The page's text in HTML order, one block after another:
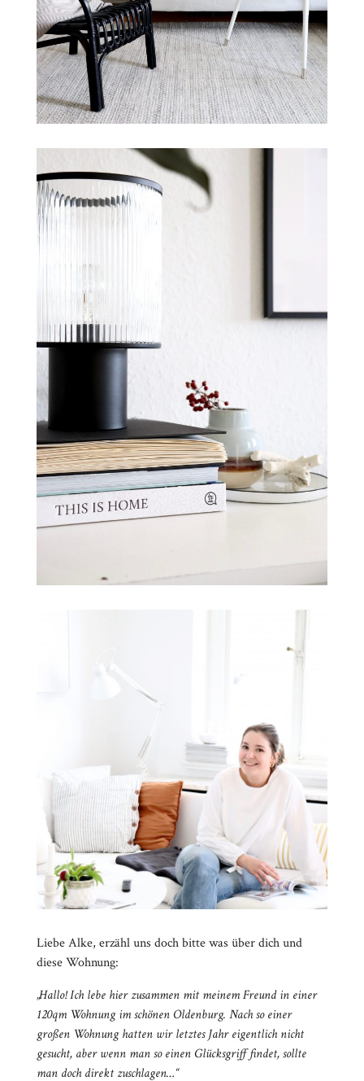
Liebe Alke, erzähl uns doch bitte was über dich und
diese Wohnung:
„Hallo! Ich lebe hier zusammen mit meinem Freund in einer
120qm Wohnung im schönen Oldenburg. Nach so einer
großen Wohnung hatten wir letztes Jahr eigentlich nicht
gesucht, aber wenn man so einen Glücksgriff findet, sollte
man doch direkt zuschlagen…“